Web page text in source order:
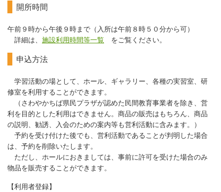
開所時間
午前９時から午後９時まで（入所は午前８時５０分から可）
詳細は、 施設利用時間等一覧 をご覧ください。
申込方法
学習活動の場として、ホール、ギャラリー、各種の実習室、研
修室を利用することができます。
（さわやかちば県民プラザが認めた民間教育事業者を除き、営
利を目的とした利用はできません。商品の販売はもちろん、商品
の説明、勧誘、入会のための案内等も営利活動に含みます。）
予約を受け付けた後でも、営利活動であることが判明した場合
は、予約を削除いたします。
ただし、ホールにおきましては、事前に許可を受けた場合のみ
物品を販売することができます。
【利用者登録】